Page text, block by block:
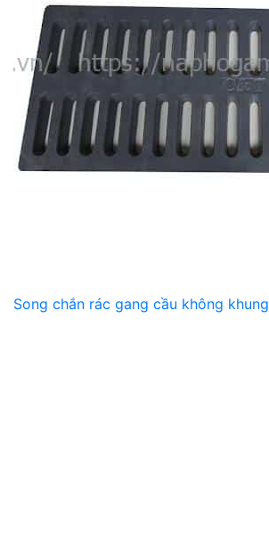
Song chắn rác gang cầu không khung